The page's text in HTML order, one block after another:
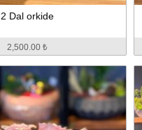
2 Dal orkide
2,500.00 ₺